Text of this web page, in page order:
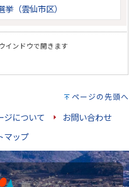
（雲仙市区）
インドウで開きます
ページの先頭へ
ジについて
お問い合わせ
マップ